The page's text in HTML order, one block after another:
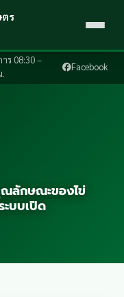
าร 08:30 –
.
Facebook
ตร
ลักษณะของไข่
ะบบเปิด